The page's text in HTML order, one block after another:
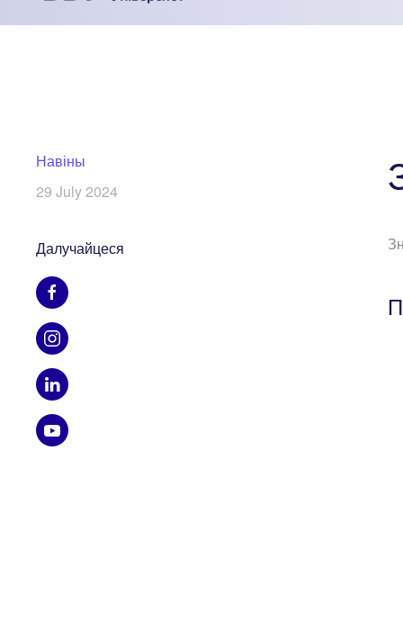
Навіны
29 July 2024
Далучайцеся